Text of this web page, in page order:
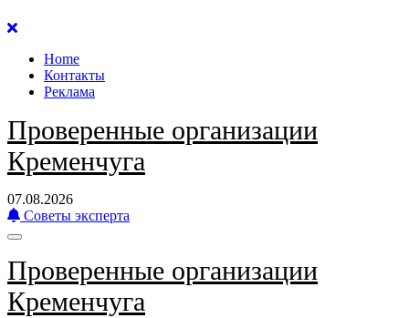
Перейти
содержанию
Home
Контакты
Реклама
Проверенные организации
Кременчуга
07.08.2026
Советы эксперта
Проверенные организации
Кременчуга